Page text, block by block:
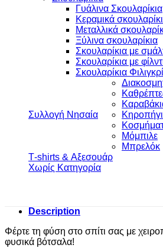
Γυάλινα Σκουλαρίκια
Κεραμικά
Μεταλλικά
Ξύλινα σκουλαρίκια
Σκουλαρίκια με
Σκουλαρίκια με
Σκουλαρίκια Φιλιγκρί
Συλλογή Νησαία
Μόμπιλε
Μπρελόκ
Τ-shirts & Αξεσουάρ
Χωρίς Κατηγορία
Description
Φέρτε τη φύση στο σπίτι σας με
φυσικά βότσαλα!